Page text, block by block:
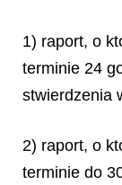
1) raport, o
terminie 24
stwierdzenia
2) raport, o
terminie do